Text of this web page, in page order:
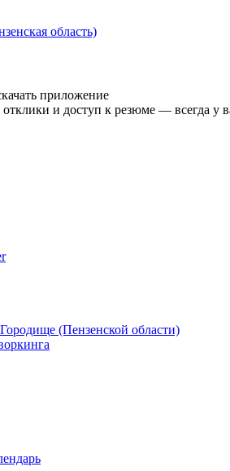
область)
приложение
и доступ к резюме — всегда у
(Пензенской области)